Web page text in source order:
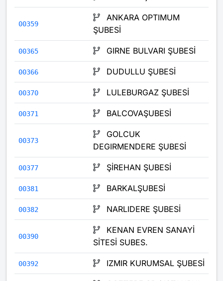
00359
ANKARA OPTIMUM
ŞUBESİ
00365 GIRNE BULVARI ŞUBESİ
00366 DUDULLU ŞUBESİ
00370 LULEBURGAZ ŞUBESİ
00371 BALCOVAŞUBESİ
00373
GOLCUK
DEGIRMENDERE ŞUBESİ
00377 ŞİREHAN ŞUBESİ
00381 BARKALŞUBESİ
00382 NARLIDERE ŞUBESİ
00390
KENAN EVREN SANAYİ
SİTESİ SUBES.
00392 IZMIR KURUMSAL ŞUBESİ